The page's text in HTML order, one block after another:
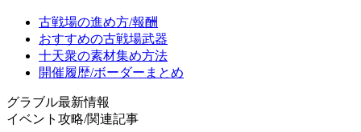
古戦場の進め方/報酬
おすすめの古戦場武器
十天衆の素材集め方法
開催履歴/ボーダーまとめ
グラブル最新情報
イベント攻略/関連記事